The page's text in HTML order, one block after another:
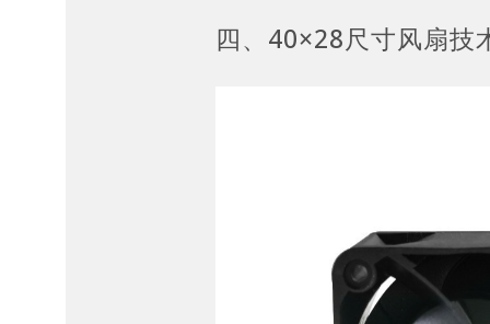
四、40×28尺寸风扇技